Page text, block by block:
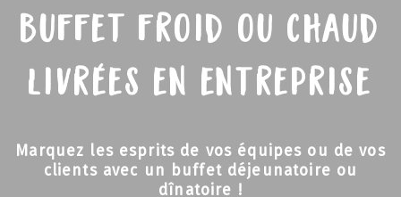
buffet froid ou chaud
livrées en entreprise
Marquez les esprits de vos équipes ou de vos
clients avec un buffet déjeunatoire ou
dînatoire !